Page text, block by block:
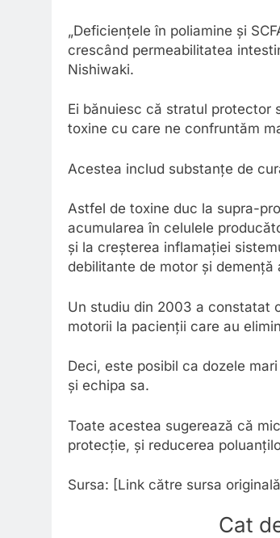
„Deficiențele în poliamine și
crescând permeabilitatea
Nishiwaki.
Ei bănuiesc că stratul protector
toxine cu care ne confruntăm
Acestea includ substanțe de
Astfel de toxine duc la supra-
acumularea în celulele
și la creșterea inflamației
debilitante de motor și demență
Un studiu din 2003 a constatat
motorii la pacienții care au
Deci, este posibil ca dozele
și echipa sa.
Toate acestea sugerează că
protecție, și reducerea
Sursa: [Link către sursa
Cat